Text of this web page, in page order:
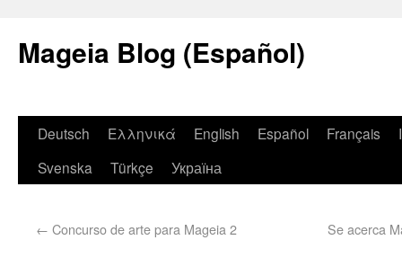
Mageia Blog (Español)
Deutsch Ελληνικά English Español Français
Svenska
Türkçe Україна
← Concurso de arte para Mageia 2 Se acerca